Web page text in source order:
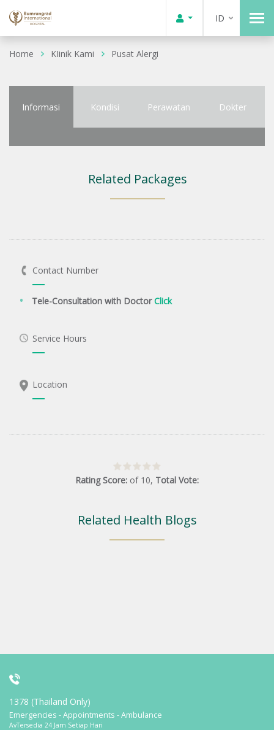
ID
Home KIinik Kami Pusat Alergi
Informasi Kondisi Perawatan Dokter
Related Packages
Contact Number
Tele-Consultation with DoctorClick
Service Hours
Location
Rating Score: of 10, Total Vote:
Related Health Blogs
1378 (Thailand Only)
Emergencies - Appointments - Ambulance
AvTersedia 24 Jam Setiap Hari